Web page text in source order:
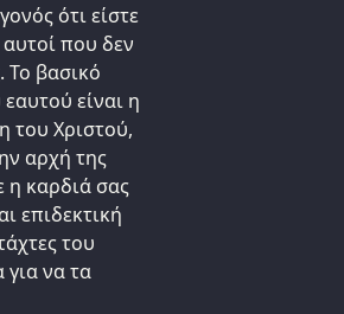
ότι είστε
που δεν
Το βασικό
είναι η
του Χριστού,
αρχή της
η καρδιά σας
επιδεκτική
του
για να τα